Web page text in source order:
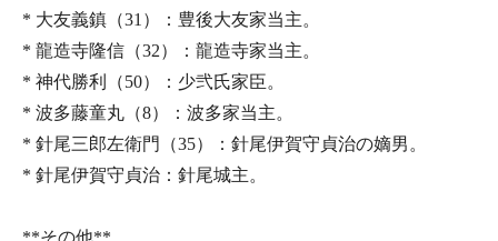
* 大友義鎮（31）：豊後大友家当主。
* 龍造寺隆信（32）：龍造寺家当主。
* 神代勝利（50）：少弐氏家臣。
* 波多藤童丸（8）：波多家当主。
* 針尾三郎左衛門（35）：針尾伊賀守貞治の嫡男。
* 針尾伊賀守貞治：針尾城主。
**その他**